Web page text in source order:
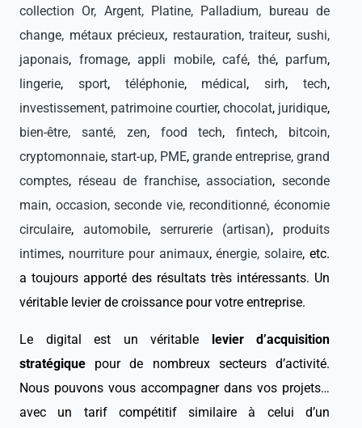
collection Or, Argent, Platine, Palladium, bureau de
change, métaux précieux, restauration, traiteur,sushi,
japonais, fromage, appli mobile, café, thé, parfum,
lingerie, sport, téléphonie, médical,sirh,tech,
investissement, patrimoine courtier, chocolat, juridique,
bien-être, santé, zen, food tech,fintech, bitcoin,
cryptomonnaie, start-up, PME, grande entreprise, grand
comptes, réseau de franchise, association,seconde
main, occasion, seconde vie, reconditionné, économie
circulaire, automobile, serrurerie (artisan), produits
intimes, nourriture pour animaux,énergie, solaire, etc.
a toujours apporté des résultats très intéressants. Un
véritable levier de croissance pour votre entreprise.
Le digital est un véritable levier d’acquisition
stratégique pour de nombreux secteurs d’activité.
Nous pouvons vous accompagner dans vos projets…
avec un tarif compétitif similaire à celui d’un